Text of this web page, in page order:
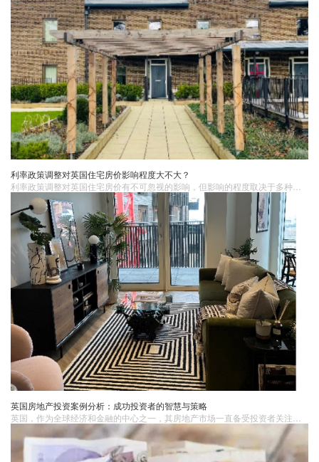
利率政策调整对英国住宅房价影响程度大不大？
英国房地产投资案例分析：成功投资者的智慧与策略